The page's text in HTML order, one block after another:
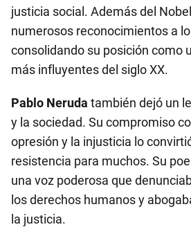
justicia social. Además del
numerosos reconocimientos a
consolidando su posición como
más influyentes del siglo XX.
Pablo Neruda también dejó un
y la sociedad. Su compromiso
opresión y la injusticia lo
resistencia para muchos. Su
una voz poderosa que
los derechos humanos y
la justicia.